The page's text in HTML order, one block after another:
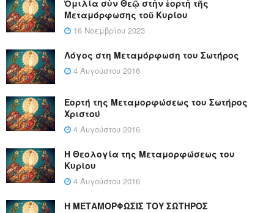
Ὁμιλία σὺν Θεῷ στὴν ἑορτὴ τῆς
Μεταμόρφωσης τοῦ Κυρίου
16 Νοεμβρίου 2023
Λόγος στη Μεταμόρφωση του Σωτήρος
4 Αυγούστου 2016
Εορτή της Μεταμορφώσεως του Σωτήρος
Χριστού
4 Αυγούστου 2016
Η Θεολογία της Μεταμορφώσεως του
Κυρίου
4 Αυγούστου 2016
Η ΜΕΤΑΜΟΡΦΩΣΙΣ ΤΟΥ ΣΩΤΗΡΟΣ